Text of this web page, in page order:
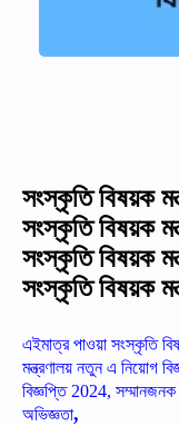
সংস্কৃতি বিষয়ক
সংস্কৃতি বিষয়ক
সংস্কৃতি বিষয়ক
সংস্কৃতি বিষয়ক
এইমাত্র পাওয়া সংস্কৃতি
মন্ত্রণালয় নতুন এ নিয়োগ
বিজ্ঞপ্তি 2024, সম্মানজনক
অভিজ্ঞতা,